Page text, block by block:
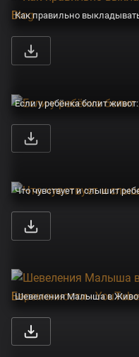
Как правильно
Если у ребёнка болит
Что чувствует и слышит